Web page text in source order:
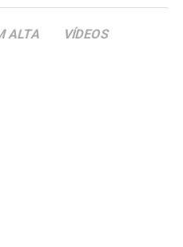
ALTA VÍDEOS